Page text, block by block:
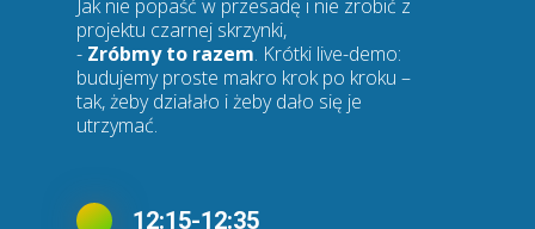
Jak nie popaść w przesadę i nie zrobić z
projektu czarnej skrzynki,
- Zróbmy to razem. Krótki live-demo:
budujemy proste makro krok po kroku –
tak, żeby działało i żeby dało się je
utrzymać.
12:15-12:35